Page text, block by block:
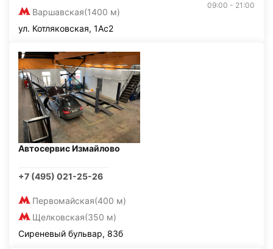
Варшавская(1400 м)
09:00 - 21:00
ул. Котляковская, 1Ас2
Автосервис Измайлово
+7 (495) 021-25-26
Первомайская(400 м)
Щелковская(350 м)
Сиреневый бульвар, 83б